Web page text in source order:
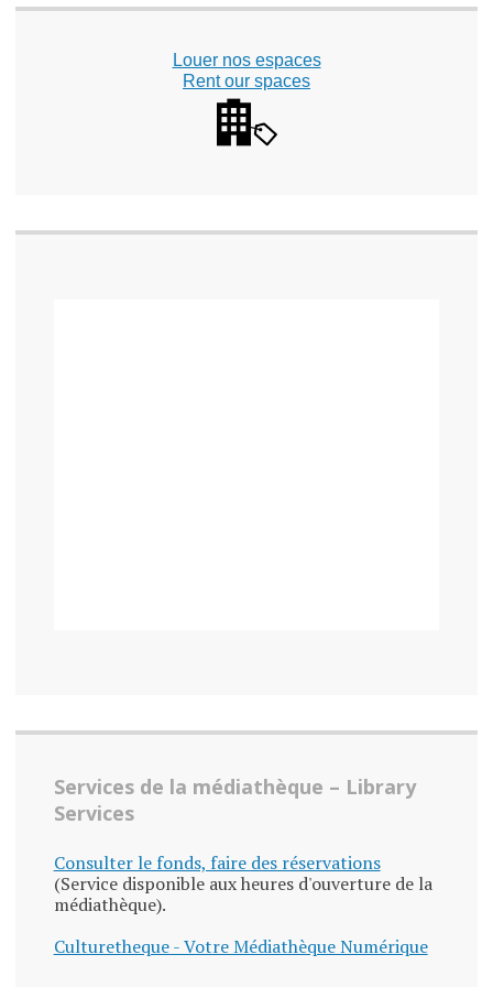
Louer nos espaces
Rent our spaces
Services de la médiathèque – Library
Services
Consulter le fonds, faire des réservations
(Service disponible aux heures d'ouverture de la
médiathèque).
Culturetheque - Votre Médiathèque Numérique